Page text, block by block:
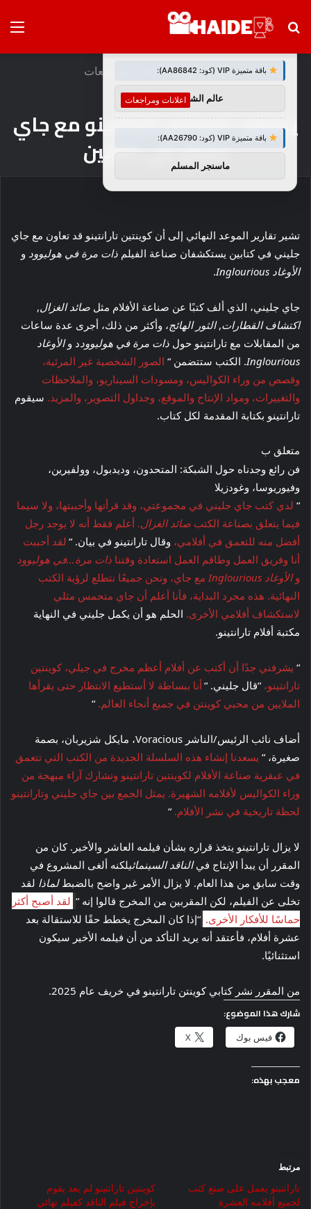
بحث
الرئيسية/اعلانات ومراجعات
اعلانات ومراجعات
يتعاون كوينتين تارانتينو مع جاي
جليني في كتابين
تشير تقارير الموعد النهائي إلى أن كوينتين تارانتينو قد تعاون مع جاي
جليني في كتابين يستكشفان صناعة الفيلم ذات مرة في هوليوود و
الأوغاد Inglourious
.
جاي جليني، الذي ألف كتبًا عن صناعة الأفلام مثل صائد الغزال,
اكتشاف القطارات,الثور الهائج، وأكثر من ذلك، أجرى عدة ساعات
من المقابلات مع تارانتينو حول ذات مرة في هوليوودد والأوغاد
Inglourious. الكتب ستتضمن “ الصور الشخصية غير المرئية،
وقصص من وراء الكواليس، ومسودات السيناريو، والملاحظات
والتغييرات، ومواد الإنتاج والموقع، وجداول التصوير، والمزيد. سيقوم
تارانتينو بكتابة المقدمة لكل كتاب.
متعلق ب
فن رائع وجدناه حول الشبكة: المتحدون، وديدبول، وولفيرين،
وفيوريوسا، وغودزيلا
“ لدي كتب جاي جليني في مجموعتي، وقد قرأتها وأحببتها، ولا سيما
فيما يتعلق بصناعة الكتب صائد الغزال. أعلم فقط أنه لا يوجد رجل
أفضل منه للتعمق في أفلامي، وقال تارانتينو في بيان. “ لقد أحببت
أنا وفريق العمل وطاقم العمل استعادة وقتنا ذات مرة…في هوليوود
والأوغاد Inglourious
مع جاي، ونحن جميعًا نتطلع لرؤية الكتب
النهائية. هذه مجرد البداية، فأنا أعلم أن جاي متحمس مثلي
لاستكشاف أفلامي الأخرى. الحلم هو أن يكمل جليني في النهاية
مكتبة أفلام تارانتينو.
“ يشرفني جدًا أن أكتب عن أفلام أعظم مخرج في جيلي، كوينتين
تارانتينو، “قال جليني. “أنا ببساطة لا أستطيع الانتظار حتى يقرأها
الملايين من محبي كوينتن في جميع أنحاء العالم. “
أضاف نائب الرئيس/الناشر Voracious، مايكل شزيربان، بصمة
صغيرة، “ يسعدنا إنشاء هذه السلسلة الجديدة من الكتب التي تتعمق
في عبقرية صناعة الأفلام لكوينتين تارانتينو وتشارك آراء مبهجة من
وراء الكواليس لأفلامه الشهيرة. يمثل الجمع بين جاي جليني وتارانتينو
لحظة تاريخية في نشر الأفلام. “
لا يزال تارانتينو يتخذ قراره بشأن فيلمه العاشر والأخير. كان من
المقرر أن يبدأ الإنتاج فيالناقد السينمائيلكنه ألغى المشروع في
وقت سابق من هذا العام. لا يزال الأمر غير واضح بالضبطلماذا لقد
تخلى عن الفيلم، لكن المقربين من المخرج قالوا إنه “ لقد أصبح أكثر
حماسًا للأفكار الأخرى. “إذا كان المخرج يخطط حقًا للاستقالة بعد
عشرة أفلام، فأعتقد أنه يريد التأكد من أن فيلمه الأخير سيكون
استثنائيًا.
من المقرر نشر كتابي كوينتن تارانتينو في خريف عام 2025.
شارك هذا الموضوع:
فيس بوك X
معجب بهذه:
مرتبط
تارانتينو يعمل على صنع كتب
لجميع أفلامه العشرة
كوينتين تارانتينو لم يعد يقوم
بإخراج فيلم الناقد كفيلم نهائي
توصيات :
باقة متميزة VIP (كود: AA86842):
عالم الشباب
باقة متميزة VIP (كود: AA26790):
ماسنجر المسلم